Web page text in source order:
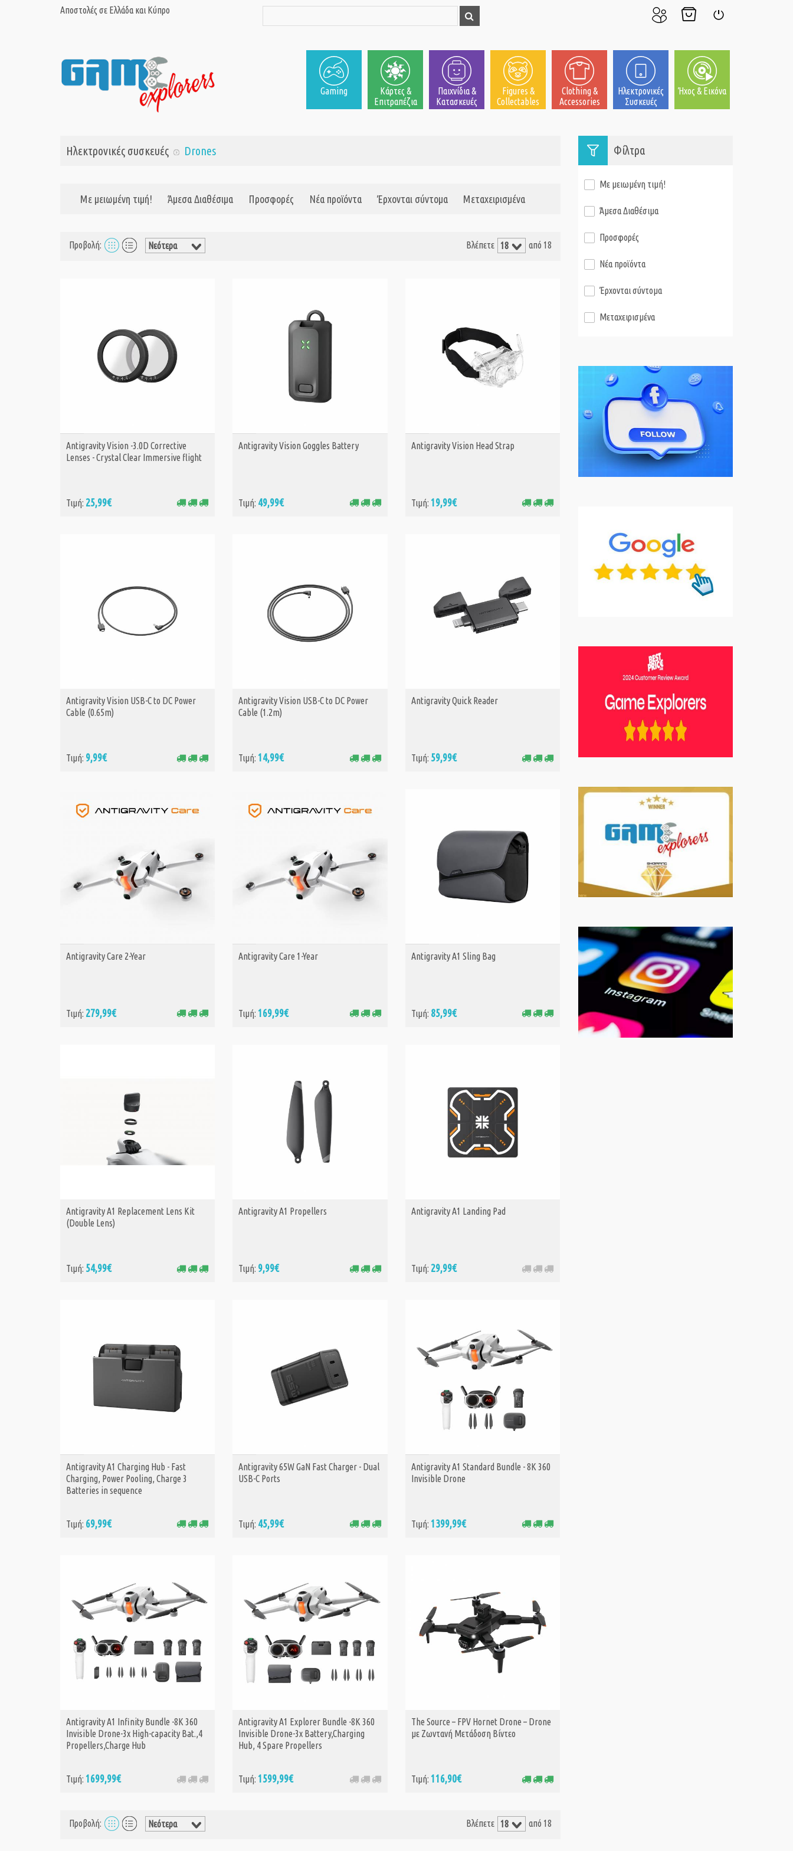
Αποστολές σε Ελλάδα και Κύπρο
μου
Gaming
Κάρτες &
Επιτραπέζια
Παιχνίδια &
Κατασκευές
Figures &
Collectables
Clothing &
Accessories
Ηλεκτρονικές
Συσκευές
Ήχος & Εικόνα
Ηλεκτρονικές συσκευές Drones
Με μειωμένη τιμή! Άμεσα Διαθέσιμα Προσφορές Νέα προϊόντα Έρχονται σύντομα Μεταχειρισμένα
Προβολή: Βλέπετε από 18
ΑΓΟΡΑ
Antigravity Vision -3.0D Corrective
Lenses - Crystal Clear Immersive flight
Τιμή: 25,99€
ΑΓΟΡΑ
Antigravity Vision Goggles Battery
Τιμή: 49,99€
ΑΓΟΡΑ
Antigravity Vision Head Strap
Τιμή: 19,99€
ΑΓΟΡΑ
Antigravity Vision USB-C to DC Power
Cable (0.65m)
Τιμή: 9,99€
ΑΓΟΡΑ
Antigravity Vision USB-C to DC Power
Cable (1.2m)
Τιμή: 14,99€
ΑΓΟΡΑ
Antigravity Quick Reader
Τιμή: 59,99€
ΑΓΟΡΑ
Antigravity Care 2-Year
Τιμή: 279,99€
ΑΓΟΡΑ
Antigravity Care 1-Year
Τιμή: 169,99€
ΑΓΟΡΑ
Antigravity A1 Sling Bag
Τιμή: 85,99€
ΑΓΟΡΑ
Antigravity A1 Replacement Lens Kit
(Double Lens)
Τιμή: 54,99€
ΑΓΟΡΑ
Antigravity A1 Propellers
Τιμή: 9,99€
Antigravity A1 Landing Pad
Τιμή: 29,99€
ΑΓΟΡΑ
Antigravity A1 Charging Hub - Fast
Charging, Power Pooling, Charge 3
Batteries in sequence
Τιμή: 69,99€
ΑΓΟΡΑ
Antigravity 65W GaN Fast Charger - Dual
USB-C Ports
Τιμή: 45,99€
ΑΓΟΡΑ
Antigravity A1 Standard Bundle - 8K 360
Invisible Drone
Τιμή: 1399,99€
Antigravity A1 Infinity Bundle -8K 360
Invisible Drone-3x High-capacity Bat.,4
Propellers,Charge Hub
Τιμή: 1699,99€
Antigravity A1 Explorer Bundle -8K 360
Invisible Drone-3x Battery,Charging
Hub, 4 Spare Propellers
Τιμή: 1599,99€
ΑΓΟΡΑ
The Source – FPV Hornet Drone – Drone
με Ζωντανή Μετάδοση Βίντεο
Τιμή: 116,90€
Προβολή: Βλέπετε από 18
Φίλτρα
Με μειωμένη τιμή!
Άμεσα Διαθέσιμα
Προσφορές
Νέα προϊόντα
Έρχονται σύντομα
Μεταχειρισμένα